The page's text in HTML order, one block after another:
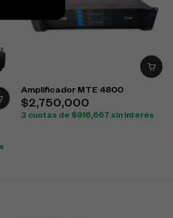
Amplificador MTE 4800
$2,750,000
3 cuotas de $916,667 sin interés